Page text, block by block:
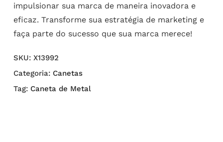
impulsionar sua marca de maneira inovadora e
eficaz. Transforme sua estratégia de marketing e
faça parte do sucesso que sua marca merece!
SKU: X13992
Categoria: Canetas
Tag: Caneta de Metal